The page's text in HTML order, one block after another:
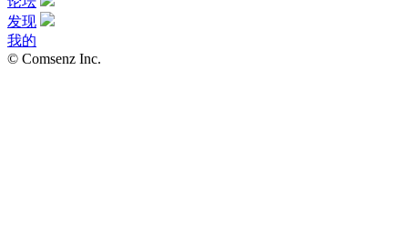
发现
我的
© Comsenz Inc.